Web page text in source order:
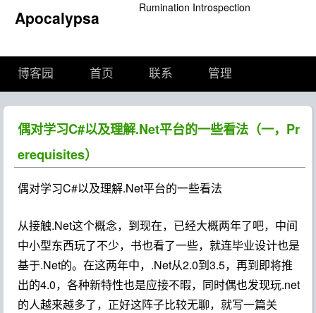
Apocalypsa Rumination Introspection
博客园 首页 联系 管理
偶对学习C#以及理解.Net平台的一些看法（一，Pr
erequisites）
偶对学习C#以及理解.Net平台的一些看法
从接触.Net这个概念，到现在，已经大概两年了吧，中间
中小型东西玩了不少，书也看了一些，就连毕业设计也是
基于.Net的。在这两年中，.Net从2.0到3.5，再到即将推
出的4.0，各种新特性也是应接不暇，同时偶也发现玩.net
的人越来越多了，正好这阵子比较无聊，就写一篇关